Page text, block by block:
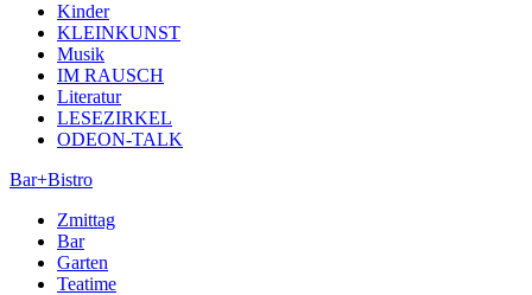
Kinder
KLEINKUNST
Musik
IM RAUSCH
Literatur
LESEZIRKEL
ODEON-TALK
Bar+Bistro
Zmittag
Bar
Garten
Teatime